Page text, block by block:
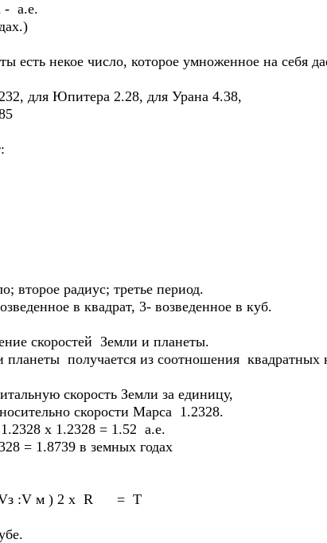
- а.е.
есть некое число, которое умноженное на себя
для Юпитера 2.28, для Урана 4.38,
второе радиус; третье период.
в квадрат, 3- возведенное в куб.
скоростей Земли и планеты.
получается из соотношения квадратных
скорость Земли за единицу,
скорости Марса 1.2328.
х 1.2328 = 1.52 а.е.
= 1.8739 в земных годах
:V м ) 2 х R = T